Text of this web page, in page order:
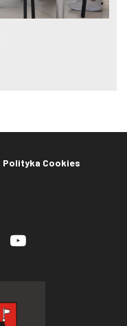
Polityka Cookies